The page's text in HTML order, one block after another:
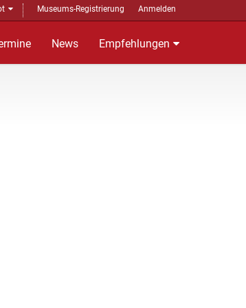
Museums-Registrierung Anmelden
News Empfehlungen